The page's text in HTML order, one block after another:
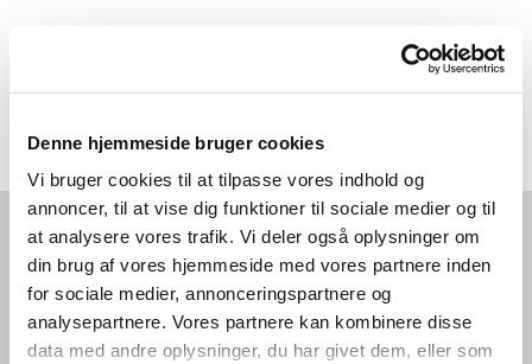
Denne hjemmeside bruger cookies
Vi bruger cookies til at tilpasse vores indhold og
annoncer, til at vise dig funktioner til sociale medier og til
at analysere vores trafik. Vi deler også oplysninger om
din brug af vores hjemmeside med vores partnere inden
for sociale medier, annonceringspartnere og
analysepartnere. Vores partnere kan kombinere disse
data med andre oplysninger, du har givet dem, eller som
Jais Oliver Berg,MD, Speciallæge i Plastikkirurgi
Kontakt hvis du har spørgsmål eller ønsker tidsbestilling
til privat konsultation: